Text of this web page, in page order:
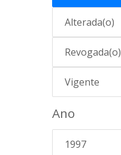
Alterada(o)
Revogada(o)
Vigente
Ano
1997